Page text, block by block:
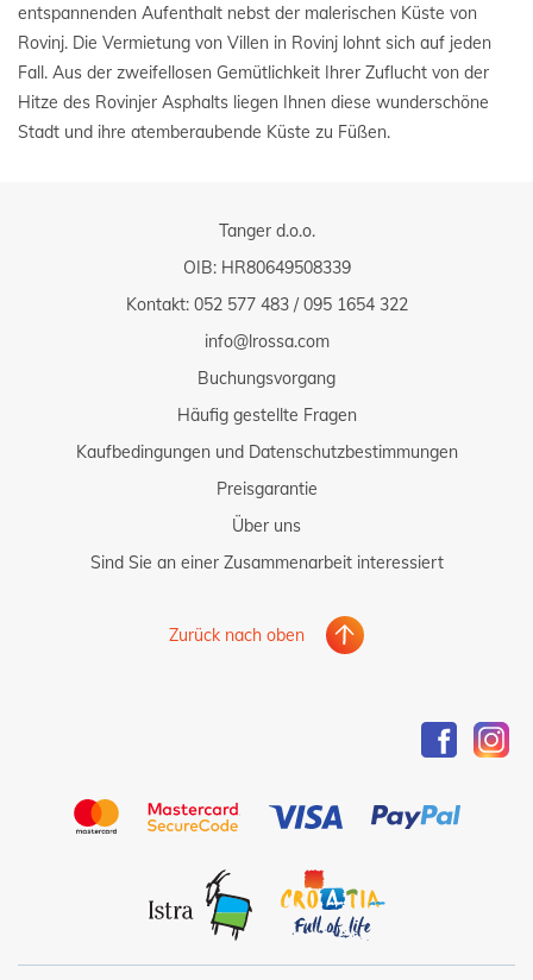
entspannenden Aufenthalt nebst der malerischen Küste von
Rovinj. Die Vermietung von Villen in Rovinj lohnt sich auf jeden
Fall. Aus der zweifellosen Gemütlichkeit Ihrer Zuflucht von der
Hitze des Rovinjer Asphalts liegen Ihnen diese wunderschöne
Stadt und ihre atemberaubende Küste zu Füßen.
Tanger d.o.o.
OIB: HR80649508339
Kontakt: 052 577 483/095 1654 322
info@lrossa.com
Buchungsvorgang
Häufig gestellte Fragen
Kaufbedingungen und Datenschutzbestimmungen
Preisgarantie
Über uns
Sind Sie an einer Zusammenarbeit interessiert
Zurück nach oben